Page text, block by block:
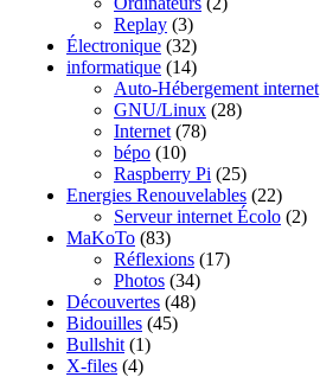
Replay (3)
Électronique (32)
informatique (14)
Auto-Hébergement internet
GNU/Linux (28)
Internet (78)
bépo (10)
Raspberry Pi (25)
Energies Renouvelables (22)
Serveur internet Écolo (2)
MaKoTo (83)
Réflexions (17)
Photos (34)
Découvertes (48)
Bidouilles (45)
Bullshit (1)
X-files (4)